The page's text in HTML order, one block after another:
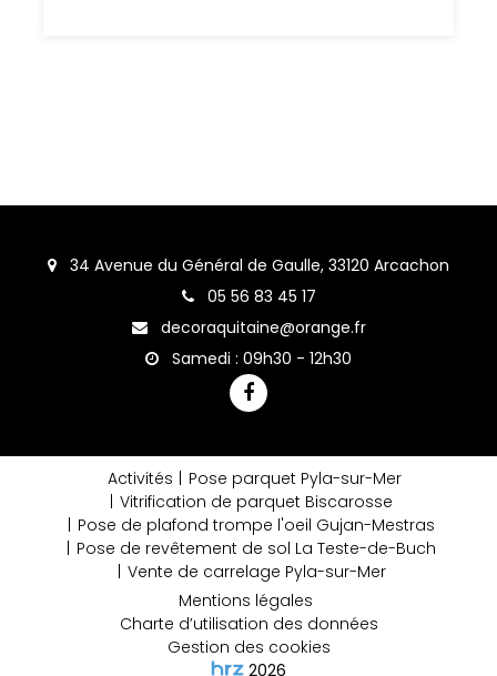
34 Avenue du Général de Gaulle, 33120 Arcachon
05 56 83 45 17
decoraquitaine@orange.fr
Samedi : 09h30 - 12h30
Activités
Pose parquet Pyla-sur-Mer
Vitrification de parquet Biscarosse
Pose de plafond trompe l'oeil Gujan-Mestras
Pose de revêtement de sol La Teste-de-Buch
Vente de carrelage Pyla-sur-Mer
Mentions légales
Charte d’utilisation des données
Gestion des cookies
2026